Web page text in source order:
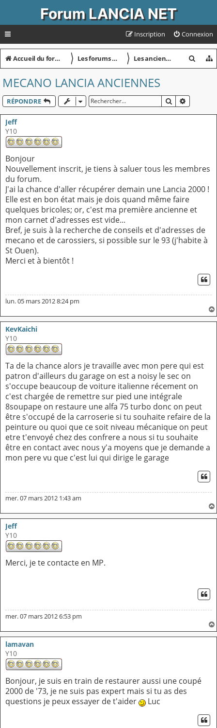
Forum LANCIA NET
Connexion
Inscription
Accueil du forum 〉 Les forums Lancia Net 〉 Les anciennes
e
e
r
MECANO LANCIA ANCIENNES
RÉPONDRE RECHERCHER
Jeff
Y10
Bonjour
Nouvellement inscrit, je tiens à saluer tous les membres
du forum.
J'ai la chance d'aller récupérer demain une Lancia 2000 !
Elle est en bon état mais je dois quand même faire
quelques bricoles; or, c'est ma première ancienne et
mon carnet d'adresses est vide...
Bref, je suis à la recherche de conseils et d'adresses de
mecano et de carossiers, si possible sur le 93 (j'habite à
St Ouen).
Merci et à bientôt !
lun. 05 mars 2012 8:24 pm
KevKaichi
Y10
Ta de la chance alors je travaille avec mon pere qui est
patron d'ailleurs du garage on est a noisy le sec on
s'occupe beaucoup de voiture italienne récement on
c'est chargée de remettre sur pied une intégrale
8soupape on restaure une alfa 75 turbo donc on peut
être s'occupé de la carroserie si tu souhaite refaire de la
peinture ou quoi que ce soit niveau mécanique on peut
etre t'envoyé chez des confrere a nous si tu souhaite
être en contact avec nous y'a moyens que je demande a
mon pere vu que c'est lui qui dirige le garage
mer. 07 mars 2012 1:43 am
Jeff
Y10
Merci, je te contacte en MP.
mer. 07 mars 2012 6:53 pm
lamavan
Y10
Bonjour, je suis en train de restaurer aussi une coupé
2000 de '73, je ne suis pas expert mais si tu as des
questions je peux essayer de t'aider
Luc